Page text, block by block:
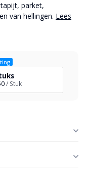
parket,
van hellingen. Lees
/ Stuk